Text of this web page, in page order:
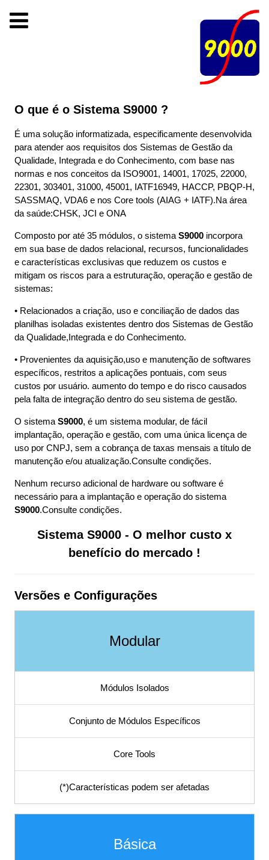
O que é o Sistema S9000 ?
É uma solução informatizada, especificamente desenvolvida
para atender aos requisitos dos Sistemas de Gestão da
Qualidade, Integrada e do Conhecimento, com base nas
normas e nos conceitos da ISO9001, 14001, 17025, 22000,
22301, 303401, 31000, 45001, IATF16949, HACCP, PBQP-H,
SASSMAQ, VDA6 e nos Core tools (AIAG + IATF).Na área
da saúde:CHSK, JCI e ONA
Composto por até 35 módulos, o sistema S9000 incorpora
em sua base de dados relacional, recursos, funcionalidades
e características exclusivas que reduzem os custos e
mitigam os riscos para a estruturação, operação e gestão de
sistemas:
• Relacionados a criação, uso e conciliação de dados das
planilhas isoladas existentes dentro dos Sistemas de Gestão
da Qualidade,Integrada e do Conhecimento.
• Provenientes da aquisição,uso e manutenção de softwares
específicos, restritos a aplicações pontuais, com seus
custos por usuário. aumento do tempo e do risco causados
pela falta de integração dentro do seu sistema de gestão.
O sistema S9000, é um sistema modular, de fácil
implantação, operação e gestão, com uma única licença de
uso por CNPJ, sem a cobrança de taxas mensais a título de
manutenção e/ou atualização.Consulte condições.
Nenhum recurso adicional de hardware ou software é
necessário para a implantação e operação do sistema
S9000.Consulte condições.
Sistema S9000 - O melhor custo x
benefício do mercado !
Versões e Configurações
Modular
Módulos Isolados
Conjunto de Módulos Específicos
Core Tools
(*)Características podem ser afetadas
Básica
S9000,
Qualidade, SGQ,
SGI, KPI,
ISO9001,
ISO14001,
ISO17025,
ISO22301,
ISO45001,
ISO22000,
ISO27002,
ISO30304,
ISO31000,
IATF16949,
BPM,#ISO9001
Software para
ISO9001,
Qualidade, SGQ,
Procedimento,
POP, Fluxograma,
PDCA, Planilha,
Sistema S9000,
GMP, HACCP,